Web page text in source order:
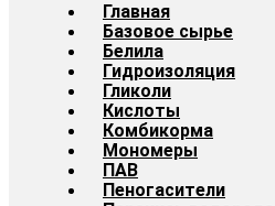
Главная
Базовое сырье
Белила
Гидроизоляция
Гликоли
Кислоты
Комбикорма
Мономеры
ПАВ
Пеногасители